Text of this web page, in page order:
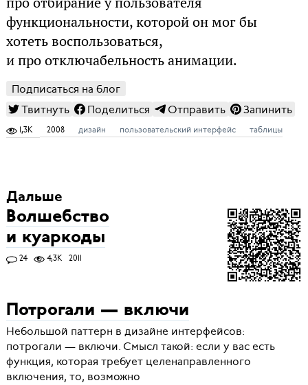
функциональности, которой он мог бы
хотеть воспользоваться,
и про отключабельность анимации.
Подписаться на блог
Твитнуть
Поделиться Отправить Запинить
1,3K 2008 дизайн пользовательский интерфейс таблицы
Дальше
Волшебство
и куаркоды
24 4,3K 2011
Потрогали — включи
Небольшой паттерн в дизайне интерфейсов:
потрогали — включи. Смысл такой: если у вас есть
функция, которая требует целенаправленного
включения, то, возможно